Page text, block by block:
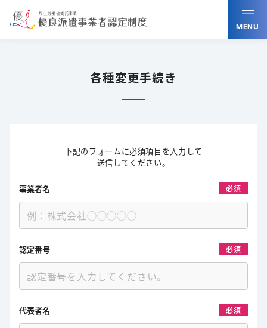
MENU
各種変更手続き
下記のフォームに必須項目を入力して
送信してください。
事業者名 必須
認定番号 必須
代表者名 必須